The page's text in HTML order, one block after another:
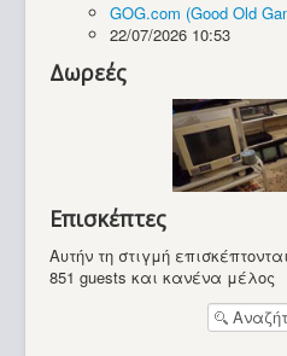
GOG.com (Good Old
22/07/2026 10:53
Δωρεές
Επισκέπτες
Αυτήν τη στιγμή
851 guests και κανένα μέλος